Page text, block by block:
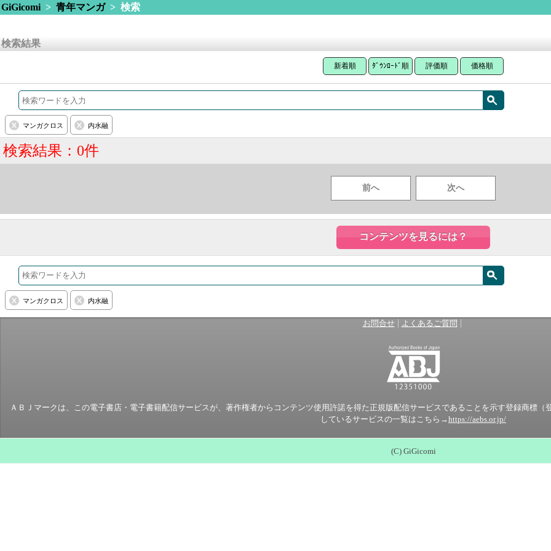
GiGicomi> 青年マンガ> 検索
検索結果
新着順 ﾀﾞｳﾝﾛｰﾄﾞ順 評価順 価格順
マンガクロス 内水融
検索結果：0件
前へ 次へ
コンテンツを見るには？
マンガクロス 内水融
お問合せ| よくあるご質問 |
ＡＢＪマークは、この電子書店・電子書籍配信サービスが、著作権者からコンテンツ使用許諾を得た正規版配信サービスであることを示す登録商標
しているサービスの一覧はこちら→https://aebs.or.jp/
(C) GiGicomi